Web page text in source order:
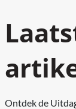
Ontdek de